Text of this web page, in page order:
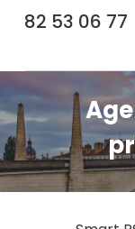
82 53 06 77